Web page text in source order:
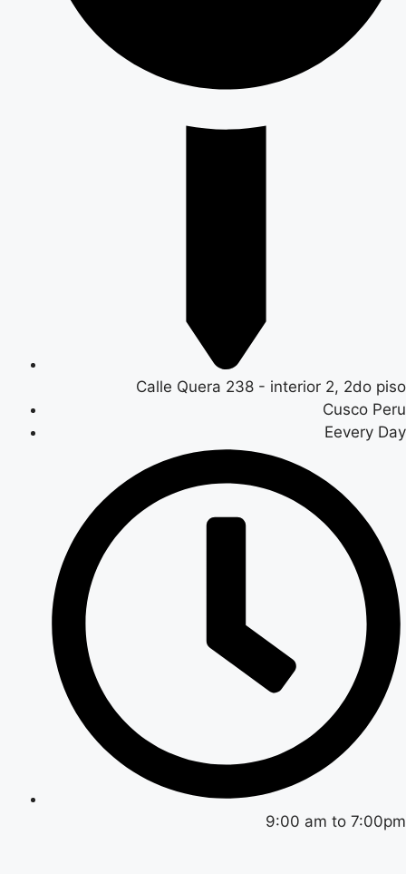
Calle Quera 238 - interior 2, 2do piso
Cusco Peru
Eevery Day
9:00 am to 7:00pm